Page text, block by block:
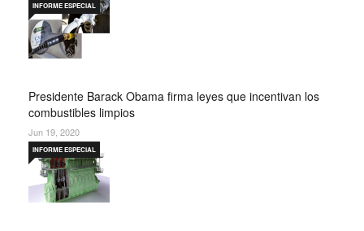
Presidente Barack Obama firma leyes que incentivan los
combustibles limpios
INFORME ESPECIAL
Jun 19, 2020
INFORME ESPECIAL